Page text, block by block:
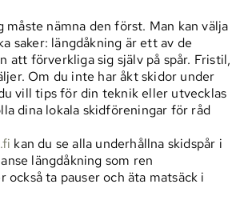
måste nämna den först. Man kan välja
saker: längdåkning är ett av de
att förverkliga sig själv på spår. Fristil,
Om du inte har åkt skidor under
vill tips för din teknik eller utvecklas
dina lokala skidföreningar för råd
kan du se alla underhållna skidspår i
längdåkning som ren
också ta pauser och äta matsäck i